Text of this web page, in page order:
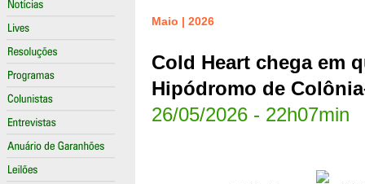
Maio | 2026
Cold Heart chega em
Hipódromo de
26/05/2026 - 22h07min